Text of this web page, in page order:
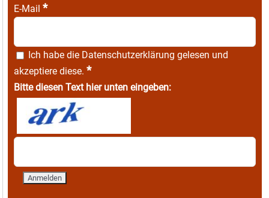
E-Mail *
Ich habe die Datenschutzerklärung gelesen und
akzeptiere diese. *
Bitte diesen Text hier unten eingeben: